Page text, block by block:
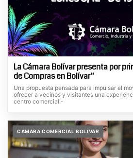
La Cámara Bolívar presenta por
de Compras en Bolívar”
Una propuesta pensada para impulsar el
ofrecer a vecinos y visitantes una
centro comercial.-
CAMARA COMERCIAL BOLÍVAR